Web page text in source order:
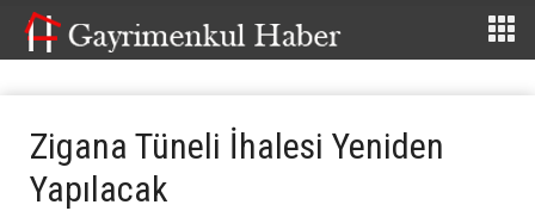
Zigana Tüneli İhalesi Yeniden
Yapılacak